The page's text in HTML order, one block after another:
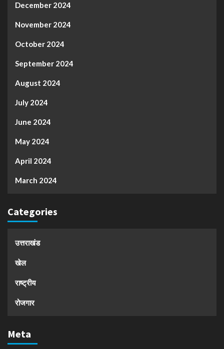
December 2024
November 2024
October 2024
September 2024
August 2024
July 2024
June 2024
May 2024
April 2024
March 2024
Categories
उत्तराखंड
खेल
राष्ट्रीय
रोजगार
Meta